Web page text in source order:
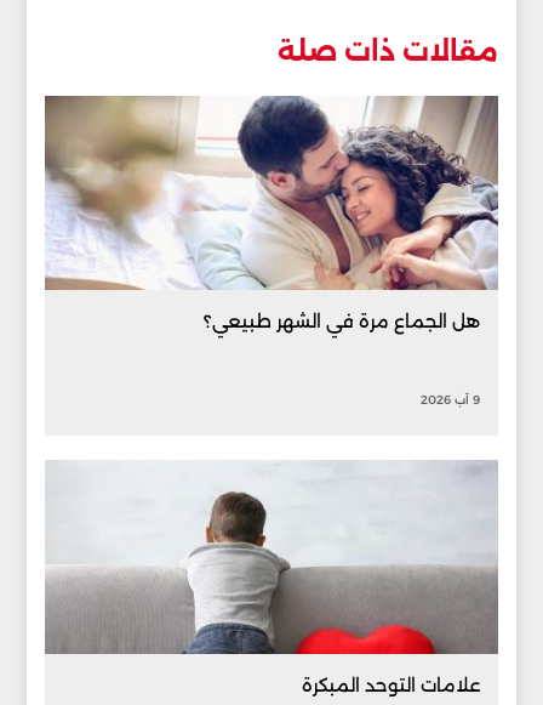
مقالات ذات صلة
هل الجماع مرة في الشهر طبيعي؟
9 آب 2026
علامات التوحد المبكرة